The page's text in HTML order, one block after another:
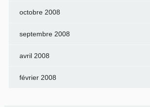
octobre 2008
septembre 2008
avril 2008
février 2008